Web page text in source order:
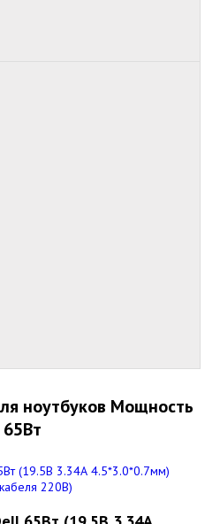
ноутбуков Мощность
65Вт